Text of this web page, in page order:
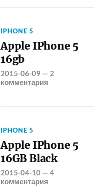
IPHONE 5
Apple IPhone 5
16gb
2015-06-09 — 2
комментария
IPHONE 5
Apple IPhone 5
16GB Black
2015-04-10 —4
комментария